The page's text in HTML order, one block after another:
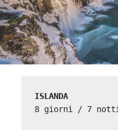
ISLANDA
8 giorni / 7